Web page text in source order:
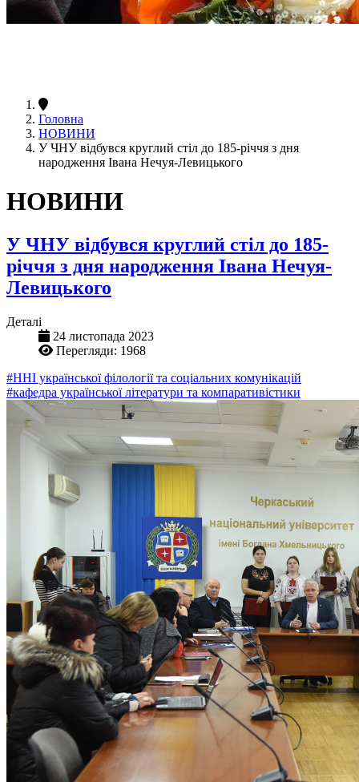
Головна
НОВИНИ
У ЧНУ відбувся круглий стіл до 185-річчя з дня
народження Івана Нечуя-Левицького
НОВИНИ
У ЧНУ відбувся круглий стіл до 185-
річчя з дня народження Івана Нечуя-
Левицького
Деталі
24 листопада 2023
Перегляди: 1968
#ННІ української філології та соціальних комунікацій
#кафедра української літератури та компаративістики